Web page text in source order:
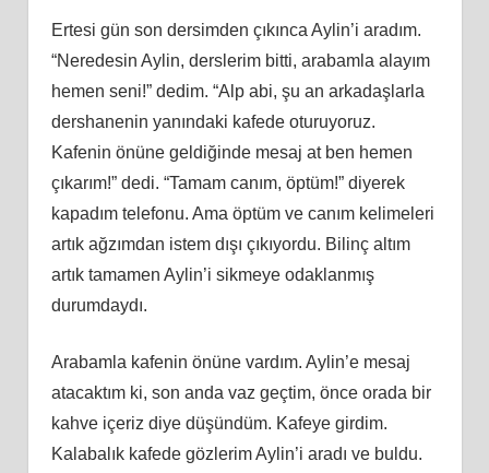
Ertesi gün son dersimden çıkınca Aylin’i aradım.
“Neredesin Aylin, derslerim bitti, arabamla alayım
hemen seni!” dedim. “Alp abi, şu an arkadaşlarla
dershanenin yanındaki kafede oturuyoruz.
Kafenin önüne geldiğinde mesaj at ben hemen
çıkarım!” dedi. “Tamam canım, öptüm!” diyerek
kapadım telefonu. Ama öptüm ve canım kelimeleri
artık ağzımdan istem dışı çıkıyordu. Bilinç altım
artık tamamen Aylin’i sikmeye odaklanmış
durumdaydı.
Arabamla kafenin önüne vardım. Aylin’e mesaj
atacaktım ki, son anda vaz geçtim, önce orada bir
kahve içeriz diye düşündüm. Kafeye girdim.
Kalabalık kafede gözlerim Aylin’i aradı ve buldu.